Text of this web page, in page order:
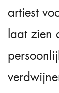
artiest
laat zien